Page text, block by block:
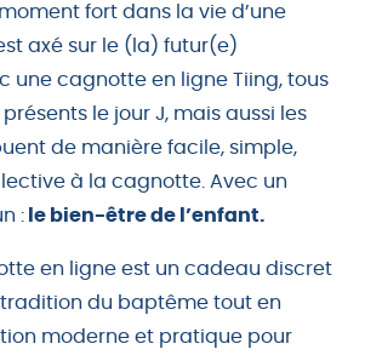
fort dans la vie d’une
axé sur le (la) futur(e)
une cagnotte en ligne Tiing, tous
présents le jour J, mais aussi les
de manière facile, simple,
à la cagnotte. Avec un
: le bien-être de l’enfant.
en ligne est un cadeau discret
du baptême tout en
moderne et pratique pour